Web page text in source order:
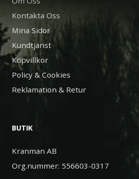
Kontakta Oss
Mina Sidor
Kundtjänst
Köpvillkor
Policy & Cookies
Reklamation & Retur
BUTIK
Kranman AB
Org.nummer: 556603-0317